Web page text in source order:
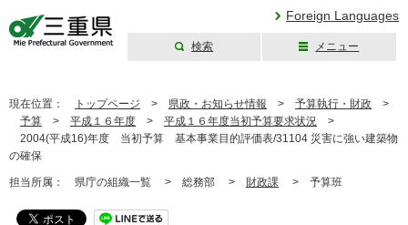
Foreign Languages
検索 メニュー
現在位置： トップページ > 県政・お知らせ情報 > 予算執行・財政 >
予算 > 平成１６年度 > 平成１６年度当初予算要求状況 >
2004(平成16)年度 当初予算 基本事業目的評価表/31104 災害に強い建築物
の確保
担当所属： 県庁の組織一覧 > 総務部 > 財政課 > 予算班